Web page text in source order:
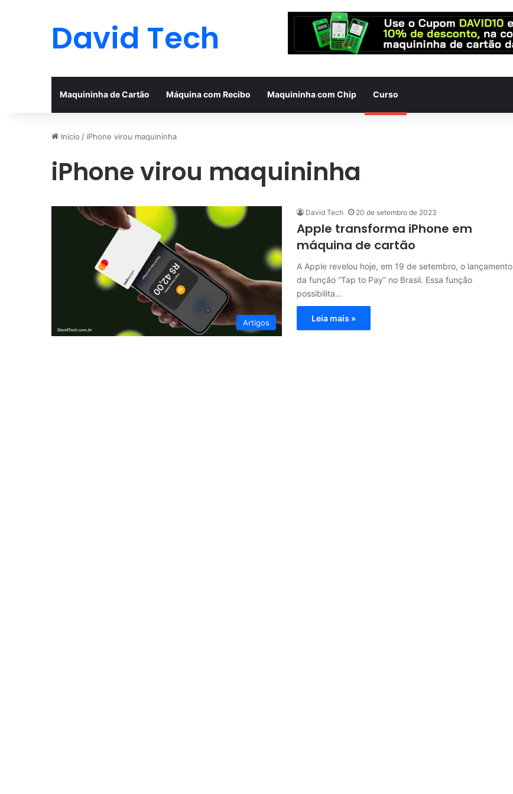
David Tech
Maquininha de Cartão Máquina com Recibo Maquininha com Chip Curso
Início / iPhone virou maquininha
iPhone virou maquininha
Artigos
David Tech 20 de setembro de 2023
Apple transforma iPhone em
máquina de cartão
A Apple revelou hoje, em 19 de setembro, o lançamento
da função “Tap to Pay” no Brasil. Essa função
possibilita…
Leia mais »